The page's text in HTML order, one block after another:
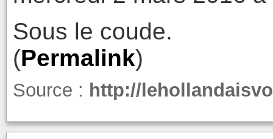
Sous le coude.
(Permalink)
Source : http://